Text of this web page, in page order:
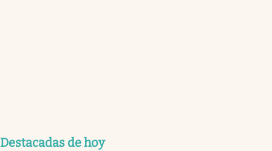
Destacadas de hoy